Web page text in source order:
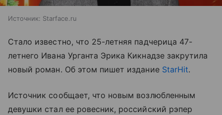
Источник: Starface.ru
Стало известно, что 25-летняя падчерица 47-
летнего Ивана Урганта Эрика Кикнадзе закрутила
новый роман. Об этом пишет издание StarHit.
Источник сообщает, что новым возлюбленным
девушки стал ее ровесник, российский рэпер